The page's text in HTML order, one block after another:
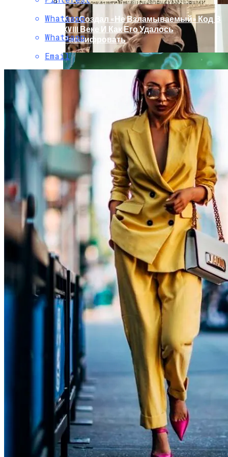
Раскрась Свой Год: Какой Цвет
Принесет Тебе Успех В 2026 Году По
Знаку Зодиака
Ваша Любовь К Оранжевому: Глоток
Энергии Или Сигнал Уставшей Души
Кто Создал «не Взламываемый» Код В
XVIII Веке И Как Его Удалось
Расшифровать
Тайна Происхождения Жизни Скоро
Будет Разгадана
Сергей Марков — О Тайном Цифровом
Суде И Угрозах Искусственного
Интеллекта
Whatsapp
Whatsapp
Email